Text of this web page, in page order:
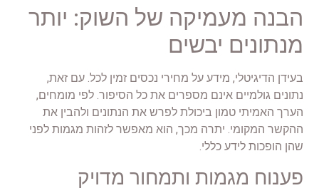
הבנה מעמיקה של השוק: יותר
מנתונים יבשים
בעידן הדיגיטלי, מידע על מחירי נכסים זמין לכל. עם זאת,
נתונים גולמיים אינם מספרים את כל הסיפור. לפי מומחים,
הערך האמיתי טמון ביכולת לפרש את הנתונים ולהבין את
ההקשר המקומי. יתרה מכך, הוא מאפשר לזהות מגמות לפני
שהן הופכות לידע כללי.
פענוח מגמות ותמחור מדויק